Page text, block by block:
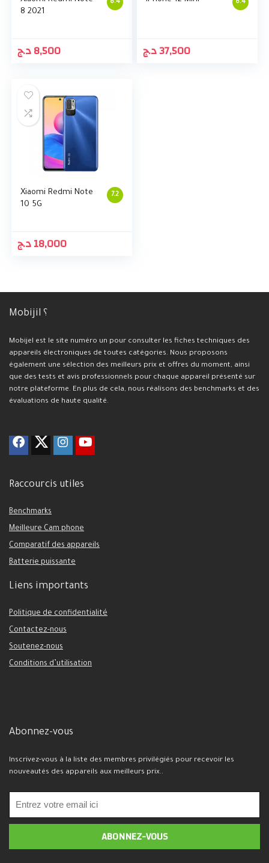
8.4
8 2021
8,500د.ج
8.4
37,500د.ج
7.2
Xiaomi Redmi Note
10 5G
18,000د.ج
Mobijil ؟
Mobijel est le site numéro un pour consulter les fiches techniques des
appareils électroniques de toutes catégories. Nous proposons
également une sélection des meilleurs prix et offres du moment, ainsi
que des tests et avis professionnels pour chaque appareil présenté sur
notre plateforme. En plus de cela, nous réalisons des benchmarks et des
évaluations de haute qualité.
Raccourcis utiles
Benchmarks
Meilleure Cam phone
Comparatif des appareils
Batterie puissante
Liens importants
Politique de confidentialité
Contactez-nous
Soutenez-nous
Conditions d’utilisation
Abonnez-vous
Inscrivez-vous à la liste des membres privilégiés pour recevoir les
nouveautés des appareils aux meilleurs prix..